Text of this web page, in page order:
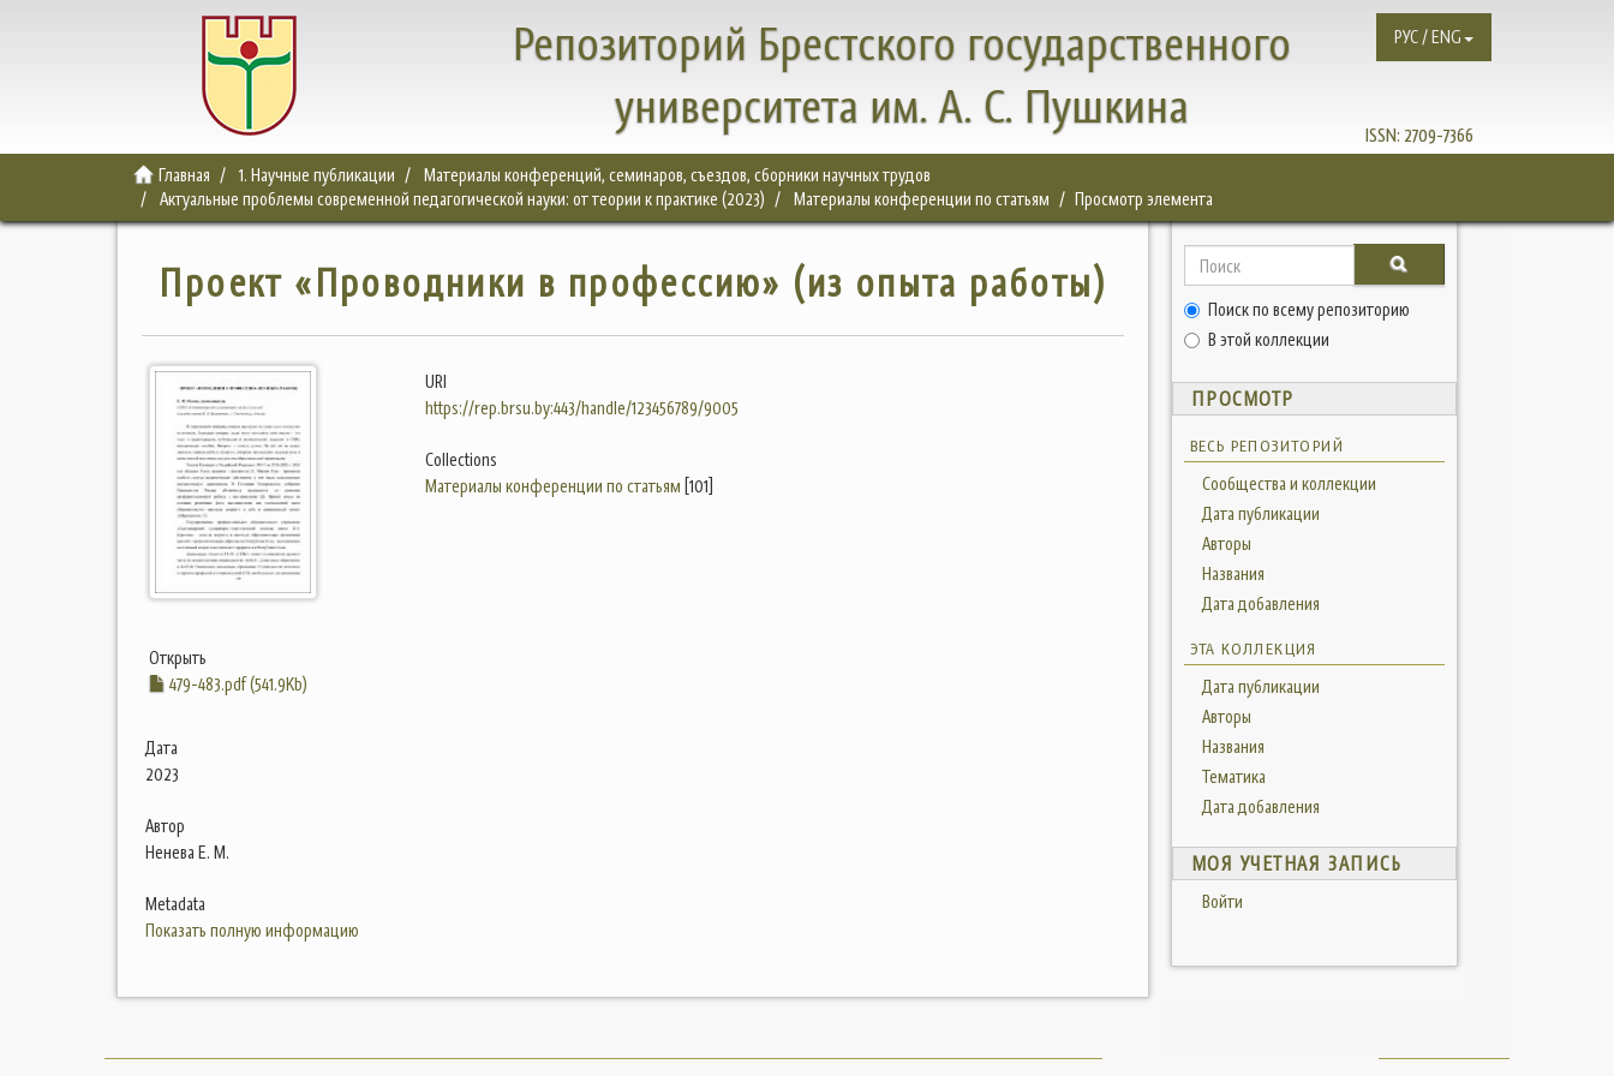
Репозиторий Брестского государственного
университета им. А. С. Пушкина
ISSN: 2709-7366
РУС / ENG
Главная 1. Научные публикации
Материалы конференций, семинаров, съездов, сборники научных трудов
Актуальные проблемы современной педагогической науки: от теории к практике (2023)
Материалы конференции по статьям Просмотр элемента
Проект «Проводники в профессию» (из опыта работы)
Открыть
479-483.pdf (541.9Kb)
Дата
2023
Автор
Ненева Е. М.
Metadata
Показать полную информацию
URI
https://rep.brsu.by:443/handle/123456789/9005
Collections
Материалы конференции по статьям [101]
Поиск по всему репозиторию
В этой коллекции
ПРОСМОТР
ВЕСЬ РЕПОЗИТОРИЙ
Сообщества и коллекции
Дата публикации
Авторы
Названия
Дата добавления
ЭТА КОЛЛЕКЦИЯ
Дата публикации
Авторы
Названия
Тематика
Дата добавления
МОЯ УЧЕТНАЯ ЗАПИСЬ
Войти